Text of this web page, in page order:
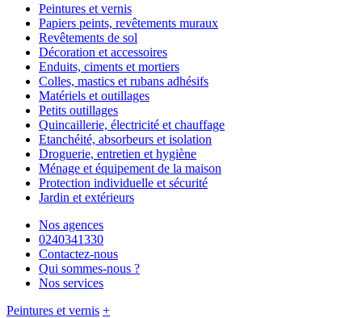
Peintures et vernis
Papiers peints, revêtements muraux
Revêtements de sol
Décoration et accessoires
Enduits, ciments et mortiers
Colles, mastics et rubans adhésifs
Matériels et outillages
Petits outillages
Quincaillerie, électricité et chauffage
Etanchéité, absorbeurs et isolation
Droguerie, entretien et hygiène
Ménage et équipement de la maison
Protection individuelle et sécurité
Jardin et extérieurs
Nos agences
0240341330
Contactez-nous
Qui sommes-nous ?
Nos services
Peintures et vernis +